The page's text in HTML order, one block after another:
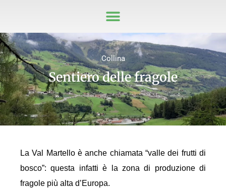
Collina
Sentiero delle fragole
La Val Martello è anche chiamata “valle dei frutti di
bosco”: questa infatti è la zona di produzione di
fragole più alta d’Europa.